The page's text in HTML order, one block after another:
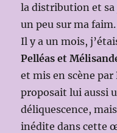
la distribution et sa
un peu sur ma faim.
Il y a un mois,
Pelléas et
et mis en scène
proposait lui aussi
déliquescence,
inédite dans cette